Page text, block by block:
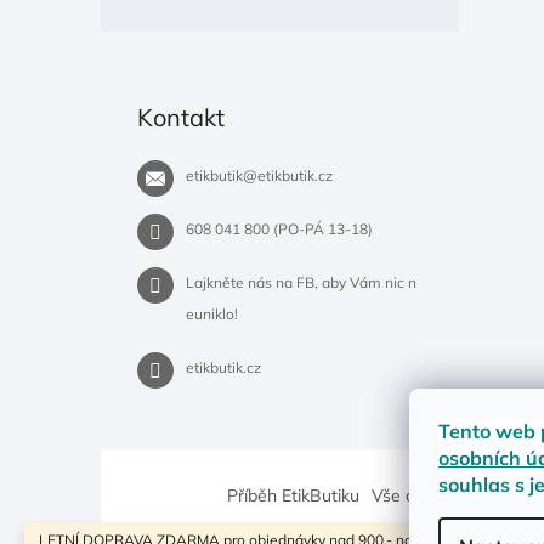
Tento web
osobních
souhlas s
LETNÍ DOPRAVA ZDARMA pro objednávky nad 900,- na pobočky Zásilkovny.
Kontakt
etikbutik@etikbutik.cz
608 041 800 (PO-PÁ 13-18)
Lajkněte nás na FB, aby Vám nic n
euniklo!
etikbutik.cz
Příběh EtikButiku Vše o nákupu